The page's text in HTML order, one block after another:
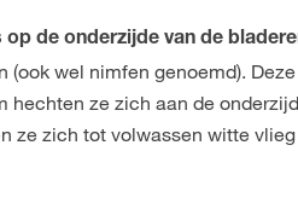
de onderzijde van de
wel nimfen genoemd).
ze zich aan de
ze zich tot volwassen witte